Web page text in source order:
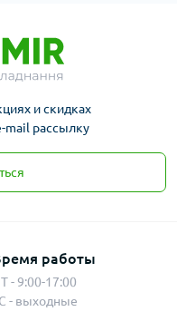
и скидках
mail рассылку
работы
- 9:00-17:00
- выходные